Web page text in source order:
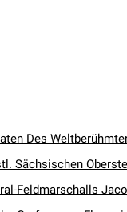
Des
Sächsischen
Feldmarschalls